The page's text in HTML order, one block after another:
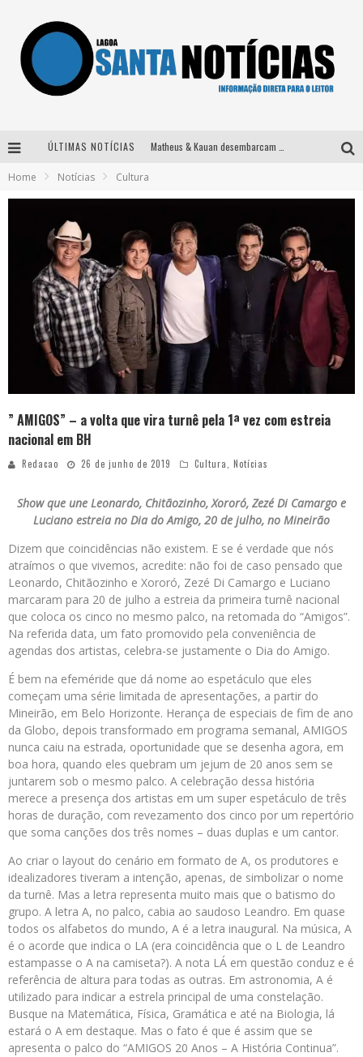
ÚLTIMAS NOTÍCIAS
Após sair da KondZilla, DJ Danny Albuquerque inicia nova fase
Home Notícias Cultura
” AMIGOS” – a volta que vira turnê pela 1ª vez com estreia
nacional em BH
Redacao 26 de junho de 2019 Cultura Notícias
Show que une Leonardo, Chitãozinho, Xororó, Zezé Di Camargo e
Luciano estreia no Dia do Amigo, 20 de julho, no Mineirão
Dizem que coincidências não existem. E se é verdade que nós
atraímos o que vivemos, acredite: não foi de caso pensado que
Leonardo, Chitãozinho e Xororó, Zezé Di Camargo e Luciano
marcaram para 20 de julho a estreia da primeira turnê nacional
que coloca os cinco no mesmo palco, na retomada do “Amigos”.
Na referida data, um fato promovido pela conveniência de
agendas dos artistas, celebra-se justamente o Dia do Amigo.
É bem na efeméride que dá nome ao espetáculo que eles
começam uma série limitada de apresentações, a partir do
Mineirão, em Belo Horizonte. Herança de especiais de fim de ano
da Globo, depois transformado em programa semanal, AMIGOS
nunca caiu na estrada, oportunidade que se desenha agora, em
boa hora, quando eles quebram um jejum de 20 anos sem se
juntarem sob o mesmo palco. A celebração dessa história
merece a presença dos artistas em um super espetáculo de três
horas de duração, com revezamento dos cinco por um repertório
que soma canções dos três nomes – duas duplas e um cantor.
Ao criar o layout do cenário em formato de A, os produtores e
idealizadores tiveram a intenção, apenas, de simbolizar o nome
da turnê. Mas a letra representa muito mais que o batismo do
grupo. A letra A, no palco, cabia ao saudoso Leandro. Em quase
todos os alfabetos do mundo, A é a letra inaugural. Na música, A
é o acorde que indica o LA (era coincidência que o L de Leandro
estampasse o A na camiseta?). A nota LÁ em questão conduz e é
referência de altura para todas as outras. Em astronomia, A é
utilizado para indicar a estrela principal de uma constelação.
Busque na Matemática, Física, Gramática e até na Biologia, lá
estará o A em destaque. Mas o fato é que é assim que se
apresenta o palco do “AMIGOS 20 Anos – A História Continua”.